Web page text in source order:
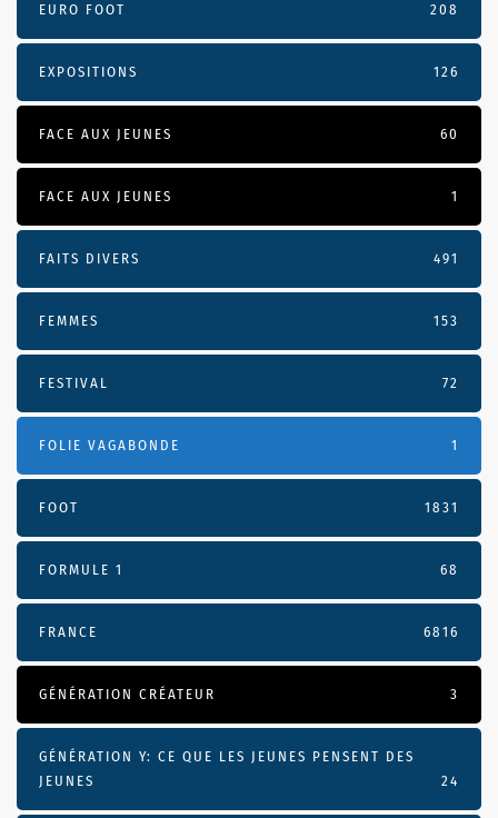
EURO FOOT 208
EXPOSITIONS 126
FACE AUX JEUNES 60
FACE AUX JEUNES 1
FAITS DIVERS 491
FEMMES 153
FESTIVAL 72
FOLIE VAGABONDE 1
FOOT 1831
FORMULE 1 68
FRANCE 6816
GÉNÉRATION CRÉATEUR 3
GÉNÉRATION Y: CE QUE LES JEUNES PENSENT DES
JEUNES
24